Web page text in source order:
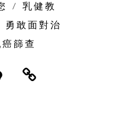
/
乳健教
勇敢面對治
篩查